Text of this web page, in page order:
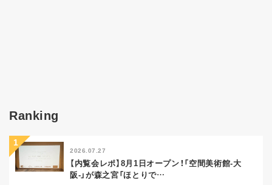
Ranking
2026.07.27
【内覧会レポ】8月1日オープン！「空間美術館-大
阪-」が森之宮「ほとりで…